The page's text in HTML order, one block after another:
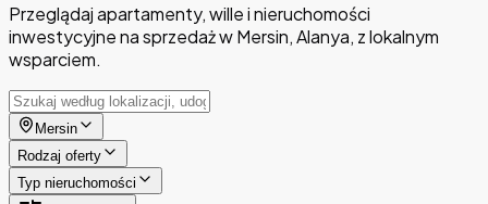
Przeglądaj apartamenty, wille i nieruchomości
inwestycyjne na sprzedaż w Mersin, Alanya, z lokalnym
wsparciem.
Mersin
Rodzaj oferty
Typ nieruchomości